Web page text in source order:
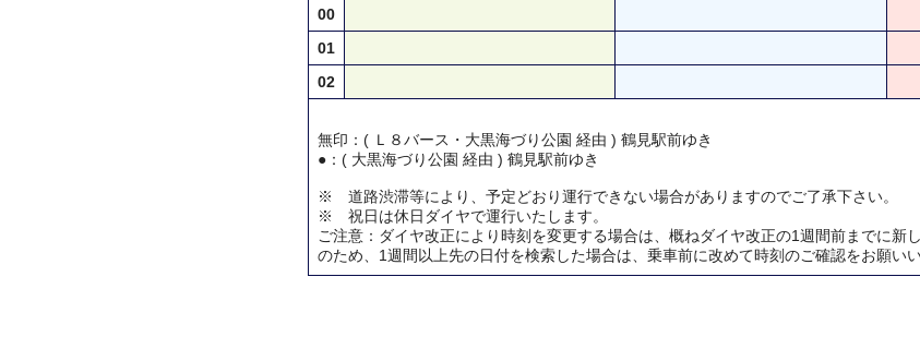
00
01
02
無印：( Ｌ８バース・大黒海づり公園 経由 ) 鶴見駅前ゆき
●：( 大黒海づり公園 経由 ) 鶴見駅前ゆき
※ 道路渋滞等により、予定どおり運行できない場合がありますのでご了承下さい。
※ 祝日は休日ダイヤで運行いたします。
ご注意：ダイヤ改正により時刻を変更する場合は、概ねダイヤ改正の1週間前までに新
のため、1週間以上先の日付を検索した場合は、乗車前に改めて時刻のご確認をお願いい